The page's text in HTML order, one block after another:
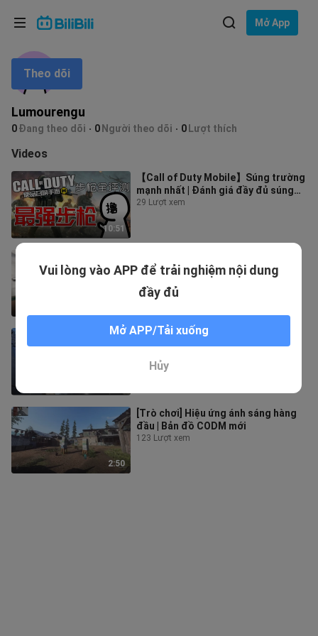
Mở App
Lumourengu
0Đang theo dõi 0 Người theo dõi 0 Lượt thích
Theo dõi
Videos
10:51
【Call of Duty Mobile】Súng trường
mạnh nhất | Đánh giá đầy đủ súng
trường trong CODM, giúp bạn chọn
29 Lượt xem
cầm tay sẽ bắn trúng ai⚡
[Trò chơi] Shotgun JAK-12 mới |
[Call of Duty: Mobile]
58 Lượt xem
2:50
[Trò chơi] Hiệu ứng ánh sáng hàng
đầu | Bản đồ CODM mới
123 Lượt xem
Ngôn ngữ: Tiếng Việt
Lựa chọn ngôn ngữ
English
ภาษาไทย
Tiếng Việt
Bahasa Melayu
Vui lòng vào APP để trải nghiệm nội dung
đầy đủ
Mở APP/Tải xuống
Hủy